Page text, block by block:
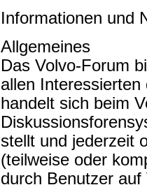
Informationen und
Allgemeines
Das Volvo-Forum
allen
handelt sich beim
stellt und jederzeit
(teilweise oder
durch Benutzer